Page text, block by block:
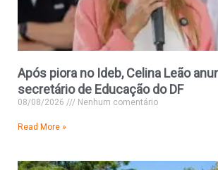
Após piora no Ideb, Celina Leão
secretário de Educação do DF
08/08/2026 Nenhum comentário
Read More »